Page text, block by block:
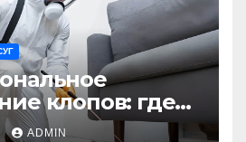
клопов: где
ADMIN